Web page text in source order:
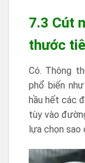
7.3 Cút
thước
Có. Thông
phổ biến
hầu hết các
tùy vào
lựa chọn sao